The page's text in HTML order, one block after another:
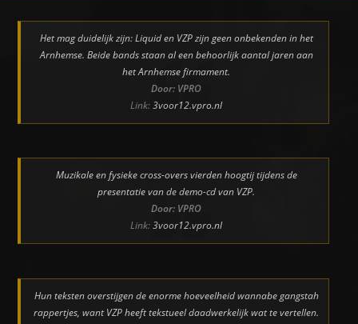
Het mag duidelijk zijn: Liquid en VZP zijn geen onbekenden in het
Arnhemse. Beide bands staan al een behoorlijk aantal jaren aan
het Arnhemse firmament.
Door: VPRO
Link:3voor12.vpro.nl
Muzikale en fysieke cross-overs vierden hoogtij tijdens de
presentatie van de demo-cd van VZP.
Door: VPRO
Link:3voor12.vpro.nl
Hun teksten overstijgen de enorme hoeveelheid wannabe gangstah
rappertjes, want VZP heeft tekstueel daadwerkelijk wat te vertellen.